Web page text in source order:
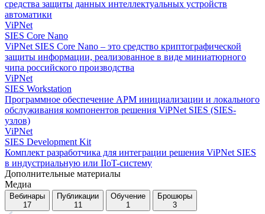
средства защиты данных интеллектуальных устройств
автоматики
ViPNet
SIES Core Nano
ViPNet SIES Core Nano – это средство криптографической
защиты информации, реализованное в виде миниатюрного
чипа российского производства
ViPNet
SIES Workstation
Программное обеспечение АРМ инициализации и локального
обслуживания компонентов решения ViPNet SIES (SIES-
узлов)
ViPNet
SIES Development Kit
Комплект разработчика для интеграции решения ViPNet SIES
в индустриальную или IIoT-систему
Дополнительные материалы
Медиа
Вебинары
17
Публикации
11
Обучение
1
Брошюры
3